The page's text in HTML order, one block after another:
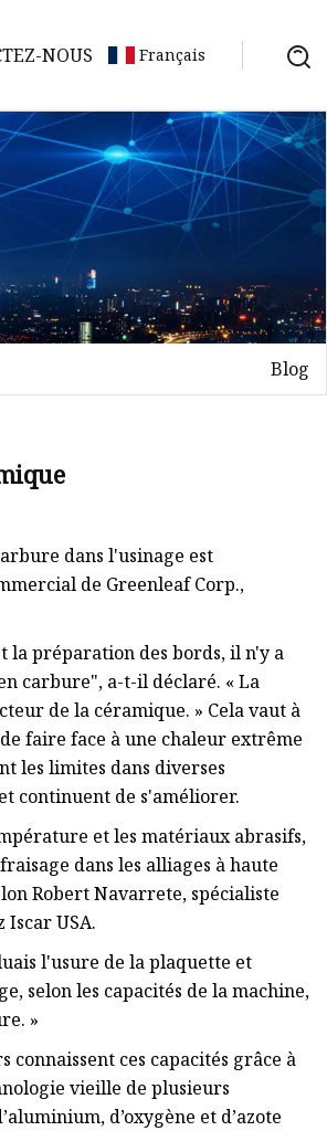
NOUS Français
Blog
dans l'usinage est
de Greenleaf Corp.,
la préparation des bords, il n'y a
carbure", a-t-il déclaré. « La
de la céramique. » Cela vaut à
faire face à une chaleur extrême
les limites dans diverses
continuent de s'améliorer.
et les matériaux abrasifs,
dans les alliages à haute
Robert Navarrete, spécialiste
USA.
l'usure de la plaquette et
selon les capacités de la machine,
»
ces capacités grâce à
vieille de plusieurs
d’oxygène et d’azote